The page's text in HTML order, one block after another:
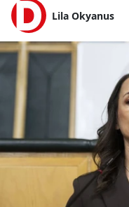
Lila Okyanus